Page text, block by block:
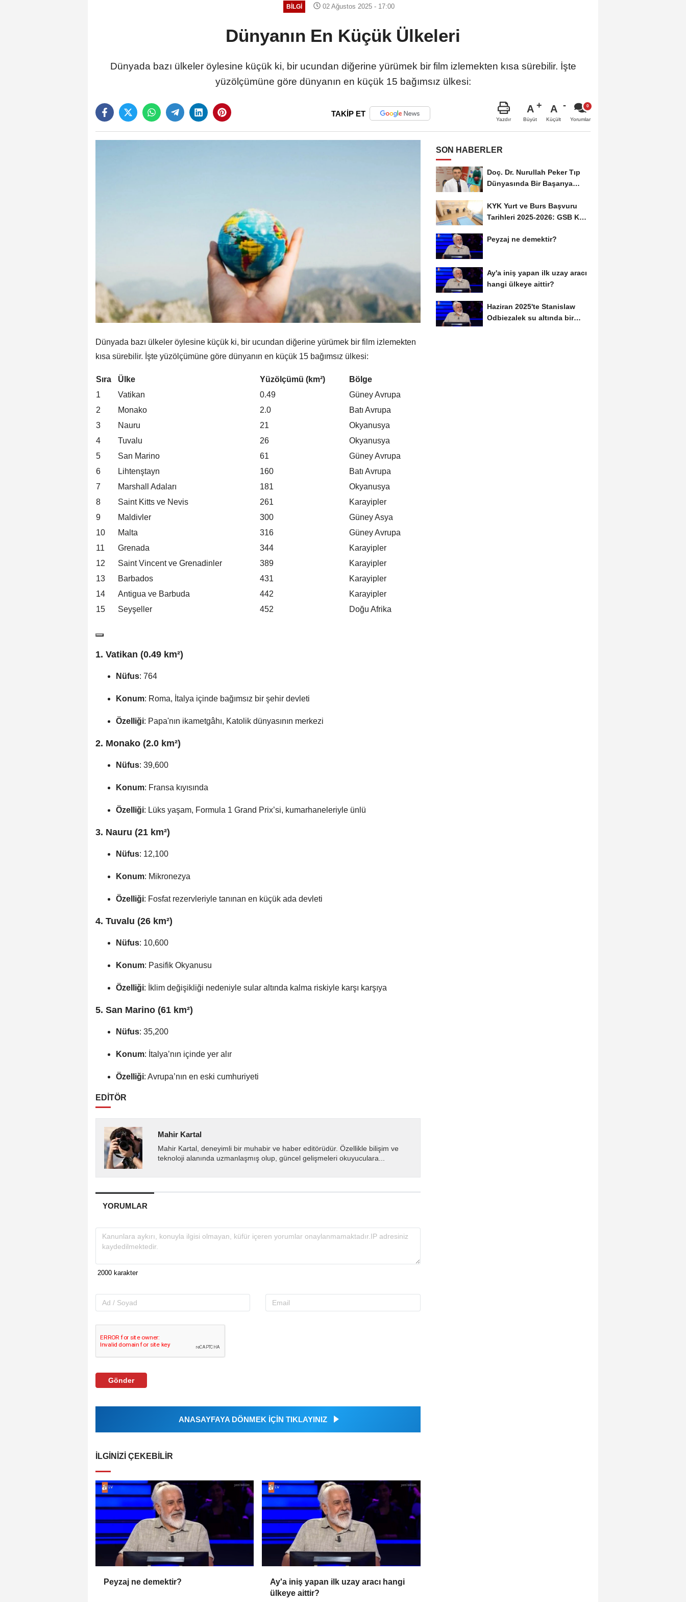
BILGI 02 Ağustos 2025 - 17:00
Dünyanın En Küçük Ülkeleri
Dünyada bazı ülkeler öylesine küçük ki, bir ucundan diğerine yürümek bir film izlemekten kısa sürebilir. İşte
yüzölçümüne göre dünyanın en küçük 15 bağımsız ülkesi:
TAKİP ET
Yazdır
A
Büyüt
A
Küçült Yorumlar
Dünyada bazı ülkeler öylesine küçük ki, bir ucundan diğerine yürümek bir film izlemekten
kısa sürebilir. İşte yüzölçümüne göre dünyanın en küçük 15 bağımsız ülkesi:
Sıra Ülke Yüzölçümü (km²)
Bölge
1
Vatikan 0.49
Güney Avrupa
2
Monako 2.0
Batı Avrupa
3
Nauru 21
Okyanusya
4
Tuvalu 26
Okyanusya
5
San Marino 61
Güney Avrupa
6
Lihtenştayn 160
Batı Avrupa
7
Marshall Adaları 181
Okyanusya
8
Saint Kitts ve Nevis 261
Karayipler
9
Maldivler 300
Güney Asya
10
Malta 316
Güney Avrupa
11
Grenada 344
Karayipler
12
Saint Vincent ve Grenadinler 389
Karayipler
13
Barbados 431
Karayipler
14
Antigua ve Barbuda 442
Karayipler
15
Seyşeller 452 Doğu Afrika
1. Vatikan (0.49 km²)
Nüfus: 764
Konum: Roma, İtalya içinde bağımsız bir şehir devleti
Özelliği: Papa'nın ikametgâhı, Katolik dünyasının merkezi
2. Monako (2.0 km²)
Nüfus: 39,600
Konum: Fransa kıyısında
Özelliği: Lüks yaşam, Formula 1 Grand Prix’si, kumarhaneleriyle ünlü
3. Nauru (21 km²)
Nüfus: 12,100
Konum: Mikronezya
Özelliği: Fosfat rezervleriyle tanınan en küçük ada devleti
4. Tuvalu (26 km²)
Nüfus: 10,600
Konum: Pasifik Okyanusu
Özelliği: İklim değişikliği nedeniyle sular altında kalma riskiyle karşı karşıya
5. San Marino (61 km²)
Nüfus: 35,200
Konum: İtalya’nın içinde yer alır
Özelliği: Avrupa’nın en eski cumhuriyeti
EDİTÖR
Mahir Kartal
Mahir Kartal, deneyimli bir muhabir ve haber editörüdür. Özellikle bilişim ve
teknoloji alanında uzmanlaşmış olup, güncel gelişmeleri okuyuculara...
YORUMLAR
Gönder
ANASAYFAYA DÖNMEK İÇİN TIKLAYINIZ
İLGINIZI ÇEKEBILIR
Peyzaj ne demektir?
Ay'a iniş yapan ilk uzay aracı hangi
ülkeye aittir?
SON HABERLER
Doç. Dr. Nurullah Peker Tıp
Dünyasında Bir Başarıya
KYK Yurt ve Burs Başvuru
Tarihleri 2025-2026: GSB KYK
Peyzaj ne demektir?
Ay'a iniş yapan ilk uzay aracı
hangi ülkeye aittir?
Haziran 2025'te Stanislaw
Odbiezalek su altında bir